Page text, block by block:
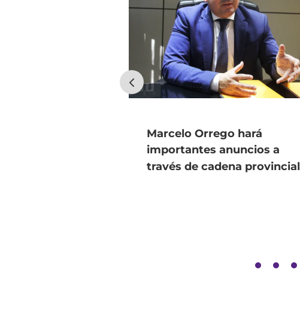
Marcelo Orrego hará
importantes anuncios a
través de cadena provincial